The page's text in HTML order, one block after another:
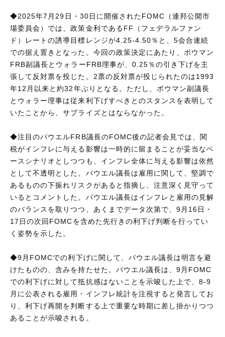
◆2025年7月29日・30日に開催されたFOMC（連邦公開市
場委員会）では、政策金利であるFF（フェデラルファン
ド）レートの誘導目標レンジが4.25-4.50％と、5会合連続
での据え置きとなった。今回の政策決定にあたり、ボウマン
FRB副議長とウォラーFRB理事が、0.25％の引き下げを主
張して反対票を投じた。2票の反対票が投じられたのは1993
年12月以来と約32年ぶりとなる。ただし、ボウマン副議長
とウォラー理事は従来利下げすべきとのスタンスを表明して
いたことから、サプライズとはならなかった。
◆注目のパウエルFRB議長のFOMC後の記者会見では、関
税がインフレに与える影響は一時的に留まることが妥当なベ
ースシナリオとしつつも、インフレ全体に与える影響は依然
として不透明とした。パウエル議長は雇用に関して、堅調で
あるものの下振れリスクがあると指摘し、注意深く見守って
いるとコメントした。パウエル議長はインフレと雇用の見解
のバランスを取りつつ、あくまでデータ次第で、9月16日・
17日の次回FOMCを含めた先行きの利下げ判断を行ってい
く姿勢を示した。
◆9月FOMCでの利下げに関して、パウエル議長は明言を避
けたものの、含みを持たせた。パウエル議長は、9月FOMC
での利下げに対して抵抗感はないことを示唆した上で、8-9
月に公表される雇用・インフレ統計を注視すると発言してお
り、利下げ再開を判断する上で重要な時期に差し掛かりつつ
あることが示唆される。